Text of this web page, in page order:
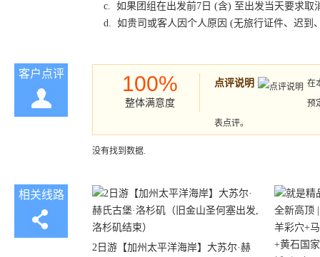
c. 如果团组在出发前7日 (含) 至出发当天要求取
d. 如贵司或客人因个人原因 (无旅行证件、迟到
客户点评 100%
整体满意度
点评说明
在
预
表点评。
没有找到数据.
相关线路
2日游【加州太平洋海岸】大苏尔·赫